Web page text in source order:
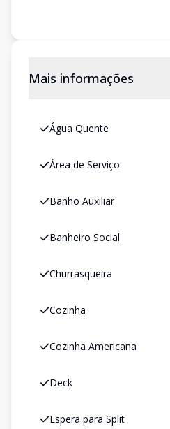
Mais informações
Água Quente
Área de Serviço
Banho Auxiliar
Banheiro Social
Churrasqueira
Cozinha
Cozinha Americana
Deck
Espera para Split